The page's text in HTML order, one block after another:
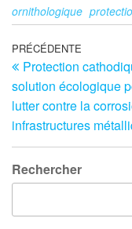
ornithologique
Navigation
de
l’article
Article
précédent
PRÉCÉDENTE
Protection
solution écologique
lutter contre la
infrastructures
Rechercher